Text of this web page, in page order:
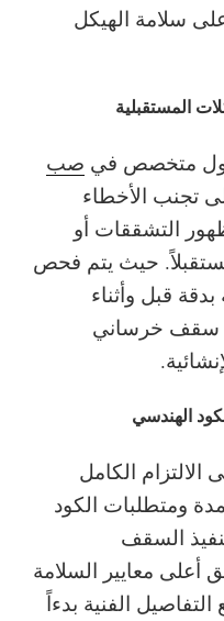
سلامة الهيكل
المستقبلية
متخصص في صب
تجنب الأخطاء
التشققات أو
حيث يتم فحص
قبل وأثناء
سقف خرساني
الهندسي
الكامل
ومتطلبات الكود
السقف
أعلى معايير السلامة
الفنية بدءاً